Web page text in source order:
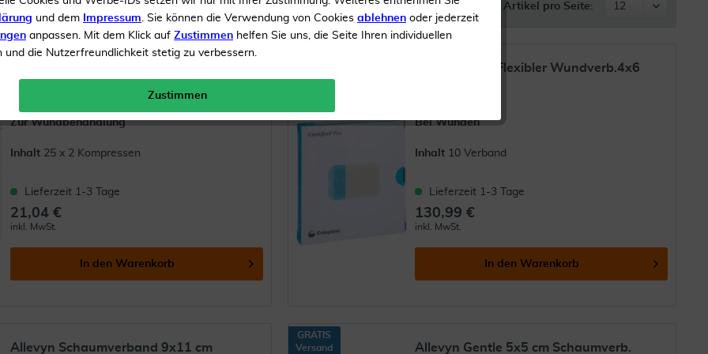
5 10 ... 13 Artikel pro Seite:
Fach 25 X 2...
Zur Wundbehandlung
Inhalt 25 x 2 Kompressen
Lieferzeit 1-3 Tage
21,04 €
inkl. MwSt.
In den Warenkorb
Comfeel Plus Flexibler Wundverb.4x6
Bei Wunden
Inhalt 10 Verband
Lieferzeit 1-3 Tage
130,99 €
inkl. MwSt.
In den Warenkorb
Allevyn Schaumverband 9x11 cm
GRATIS
Versand
Allevyn Gentle 5x5 cm Schaumverb.
und dem Impressum. Sie können die Verwendung von Cookies ablehnen oder jederzeit
anpassen. Mit dem Klick auf Zustimmen helfen Sie uns, die Seite Ihren individuellen
und die Nutzerfreundlichkeit stetig zu verbessern.
Zustimmen